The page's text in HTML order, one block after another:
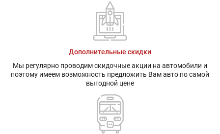
Дополнительные скидки
Мы регулярно проводим скидочные акции на автомобили и
поэтому имеем возможность предложить Вам авто по самой
выгодной цене